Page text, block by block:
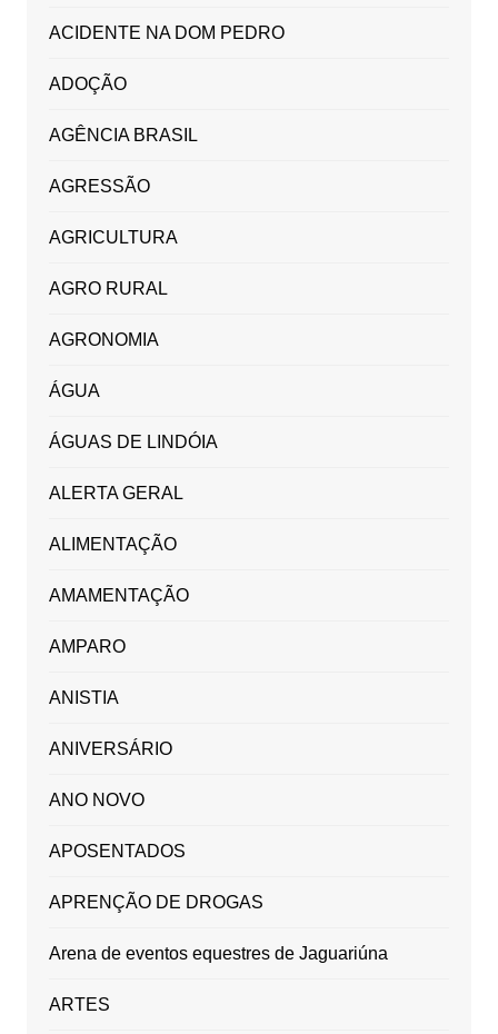
ACIDENTE NA DOM PEDRO
ADOÇÃO
AGÊNCIA BRASIL
AGRESSÃO
AGRICULTURA
AGRO RURAL
AGRONOMIA
ÁGUA
ÁGUAS DE LINDÓIA
ALERTA GERAL
ALIMENTAÇÃO
AMAMENTAÇÃO
AMPARO
ANISTIA
ANIVERSÁRIO
ANO NOVO
APOSENTADOS
APRENÇÃO DE DROGAS
Arena de eventos equestres de Jaguariúna
ARTES